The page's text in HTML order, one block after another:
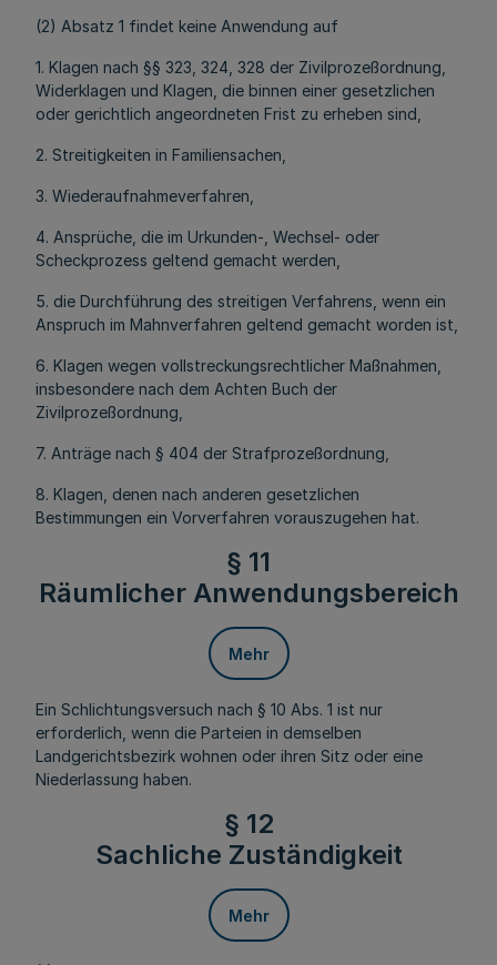
(2) Absatz 1 findet keine Anwendung auf
1. Klagen nach §§ 323, 324, 328 der Zivilprozeßordnung,
Widerklagen und Klagen, die binnen einer gesetzlichen
oder gerichtlich angeordneten Frist zu erheben sind,
2. Streitigkeiten in Familiensachen,
3. Wiederaufnahmeverfahren,
4. Ansprüche, die im Urkunden-, Wechsel- oder
Scheckprozess geltend gemacht werden,
5. die Durchführung des streitigen Verfahrens, wenn ein
Anspruch im Mahnverfahren geltend gemacht worden ist,
6. Klagen wegen vollstreckungsrechtlicher Maßnahmen,
insbesondere nach dem Achten Buch der
Zivilprozeßordnung,
7. Anträge nach § 404 der Strafprozeßordnung,
8. Klagen, denen nach anderen gesetzlichen
Bestimmungen ein Vorverfahren vorauszugehen hat.
§ 11
Räumlicher Anwendungsbereich
Mehr
Ein Schlichtungsversuch nach § 10 Abs. 1 ist nur
erforderlich, wenn die Parteien in demselben
Landgerichtsbezirk wohnen oder ihren Sitz oder eine
Niederlassung haben.
§ 12
Sachliche Zuständigkeit
Mehr